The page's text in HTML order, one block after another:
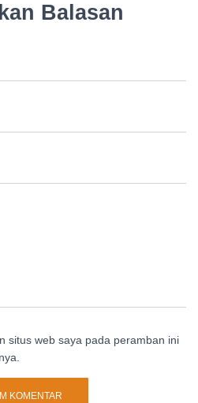
Balasan
situs web saya pada peramban ini